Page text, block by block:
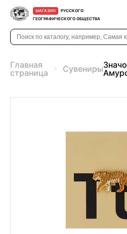
МАГАЗИН
РУССКОГО
ГЕОГРАФИЧЕСКОГО ОБЩЕСТВА
Главная
страница
Сувениры